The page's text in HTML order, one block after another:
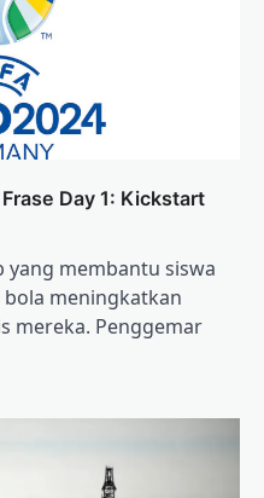
Day 1: Kickstart
yang membantu siswa
meningkatkan
mereka. Penggemar